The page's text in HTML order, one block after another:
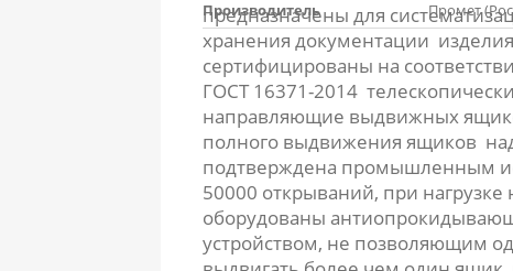
Производитель
Промет
предназначены для
хранения документации изделия
сертифицированы на
ГОСТ 16371-2014
направляющие выдвижных
полного выдвижения ящиков
подтверждена промышленным
50000 открываний, при нагрузке
оборудованы
устройством, не позволяющим